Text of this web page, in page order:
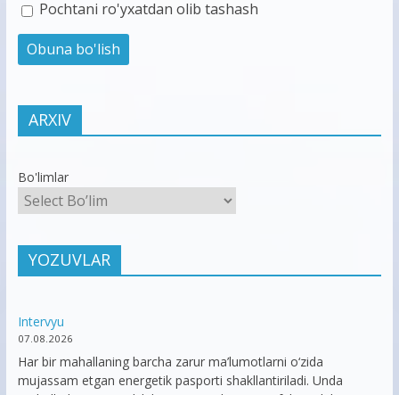
Pochtani ro'yxatdan olib tashash
ARXIV
Bo'limlar
YOZUVLAR
Intervyu
07.08.2026
Har bir mahallaning barcha zarur ma’lumotlarni o‘zida
mujassam etgan energetik pasporti shakllantiriladi. Unda